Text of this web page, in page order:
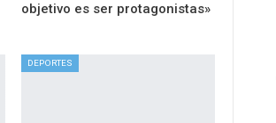
objetivo es ser protagonistas»
DEPORTES